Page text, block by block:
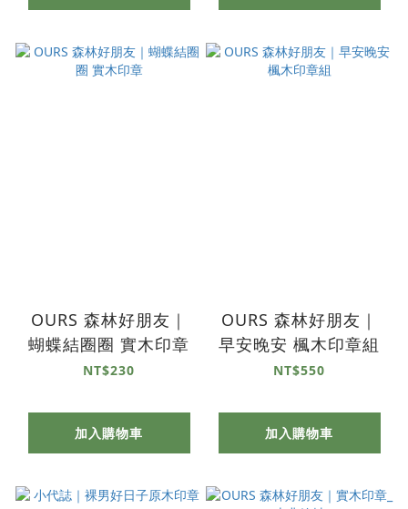
OURS 森林好朋友｜
蝴蝶結圈圈 實木印章
NT$230
加入購物車
OURS 森林好朋友｜
早安晚安 楓木印章組
NT$550
加入購物車